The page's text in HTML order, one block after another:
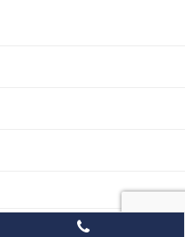
安心のお見積り無料